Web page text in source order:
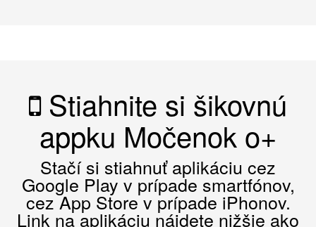
Stiahnite si šikovnú
appku Močenok o+
Stačí si stiahnuť aplikáciu cez
Google Play v prípade smartfónov,
cez App Store v prípade iPhonov.
Link na aplikáciu nájdete nižšie ako